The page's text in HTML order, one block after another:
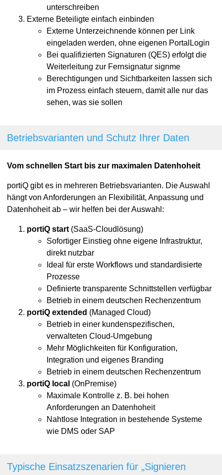
unterschreiben
Externe Beteiligte einfach einbinden
Externe Unterzeichnende können per Link
eingeladen werden, ohne eigenen PortalLogin
Bei qualifizierten Signaturen (QES) erfolgt die
Weiterleitung zur Fernsignatur signme
Berechtigungen und Sichtbarkeiten lassen sich
im Prozess einfach steuern, damit alle nur das
sehen, was sie sollen
Betriebsvarianten und Schutz Ihrer Daten
Vom schnellen Start bis zur maximalen Datenhoheit
portiQ gibt es in mehreren Betriebsvarianten. Die Auswahl
hängt von Anforderungen an Flexibilität, Anpassung und
Datenhoheit ab – wir helfen bei der Auswahl:
portiQ start (SaaS-Cloudlösung)
Sofortiger Einstieg ohne eigene Infrastruktur,
direkt nutzbar
Ideal für erste Workflows und standardisierte
Prozesse
Definierte transparente Schnittstellen verfügbar
Betrieb in einem deutschen Rechenzentrum
portiQ extended (Managed Cloud)
Betrieb in einer kundenspezifischen,
verwalteten Cloud-Umgebung
Mehr Möglichkeiten für Konfiguration,
Integration und eigenes Branding
Betrieb in einem deutschen Rechenzentrum
portiQ local (OnPremise)
Maximale Kontrolle z. B. bei hohen
Anforderungen an Datenhoheit
Nahtlose Integration in bestehende Systeme
wie DMS oder SAP
Typische Einsatzszenarien für „Signieren